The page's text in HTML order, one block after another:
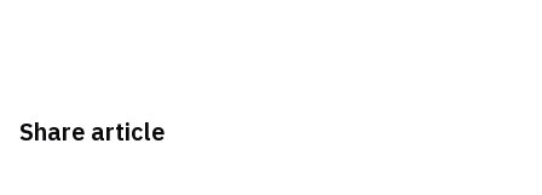
Share article